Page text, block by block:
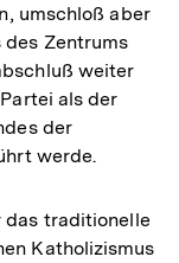
umschloß aber
des Zentrums
weiter
als der
der
werde.
das traditionelle
Katholizismus